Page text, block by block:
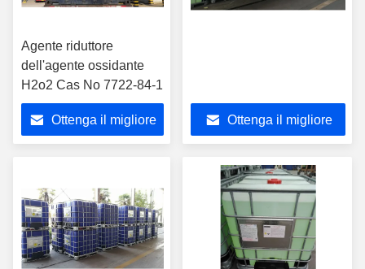
Agente riduttore
dell'agente ossidante
H2o2 Cas No 7722-84-1
Ottenga il migliore Ottenga il migliore